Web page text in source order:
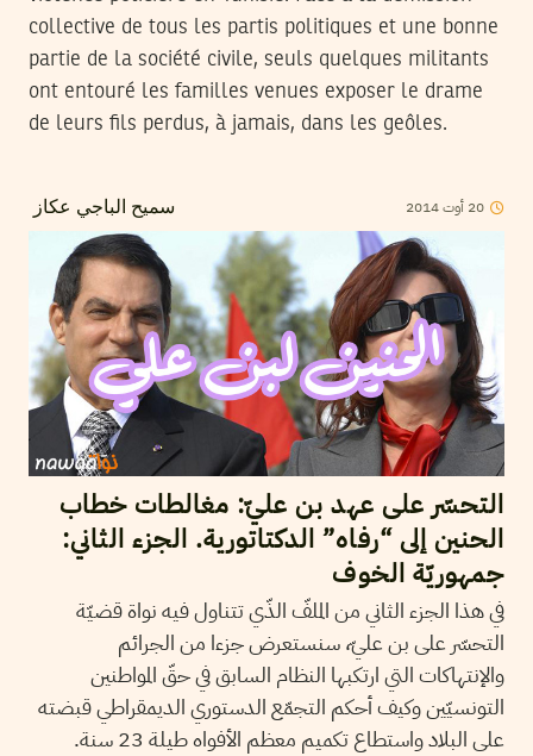
collective de tous les partis politiques et une bonne
partie de la société civile, seuls quelques militants
ont entouré les familles venues exposer le drame
de leurs fils perdus, à jamais, dans les geôles.
سميح الباجي عكاز 20 أوت2014
التحسّر على عهد بن عليّ: مغالطات خطاب
الحنين إلى “رفاه” الدكتاتورية. الجزء الثاني:
جمهوريّة الخوف
في هذا الجزء الثاني من الملفّ الذّي تتناول فيه نواة قضيّة
التحسّر على بن عليّ، سنستعرض جزءا من الجرائم
والإنتهاكات التي ارتكبها النظام السابق في حقّ المواطنين
التونسيّين وكيف أحكم التجمّع الدستوري الديمقراطي قبضته
على البلاد واستطاع تكميم معظم الأفواه طيلة 23 سنة.